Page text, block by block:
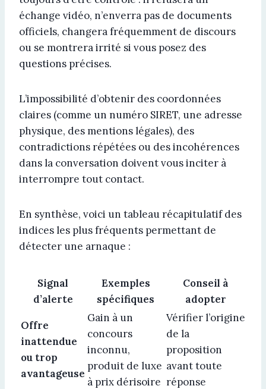
échange vidéo, n’enverra pas de documents
officiels, changera fréquemment de discours
ou se montrera irrité si vous posez des
questions précises.
L’impossibilité d’obtenir des coordonnées
claires (comme un numéro SIRET, une adresse
physique, des mentions légales), des
contradictions répétées ou des incohérences
dans la conversation doivent vous inciter à
interrompre tout contact.
En synthèse, voici un tableau récapitulatif des
indices les plus fréquents permettant de
détecter une arnaque :
Signal
d’alerte
Exemples
spécifiques
Conseil à
adopter
Offre
inattendue
ou trop
avantageuse
Gain à un
concours
inconnu,
produit de luxe
à prix dérisoire
Vérifier l’origine
de la
proposition
avant toute
réponse